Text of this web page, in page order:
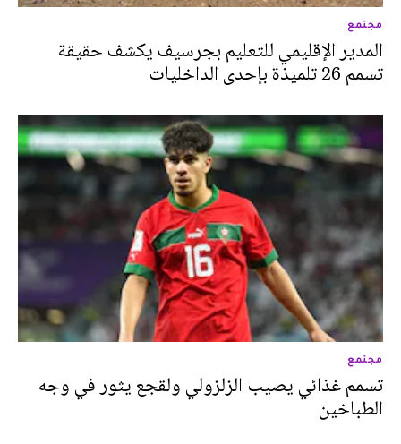
مجتمع
المدير الإقليمي للتعليم بجرسيف يكشف حقيقة
تسمم 26 تلميذة بإحدى الداخليات
مجتمع
تسمم غذائي يصيب الزلزولي ولقجع يثور في وجه
الطباخين